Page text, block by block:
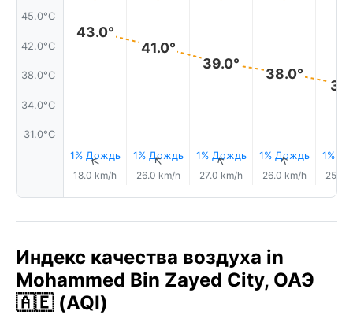
45.0°C
42.0°C
38.0°C
34.0°C
31.0°C
43.0°
1% Дождь
↑
18.0 km/h
41.0°
1% Дождь
↑
26.0 km/h
39.0°
1% Дождь
↑
27.0 km/h
38.0°
1% Дождь
↑
26.0 km/h
1%
25.0
Индекс качества воздуха in
Mohammed Bin Zayed City, ОАЭ
🇦🇪 (AQI)